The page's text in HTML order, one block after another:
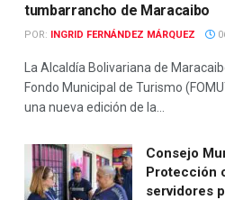
tumbarrancho de Maracaibo
POR: INGRID FERNÁNDEZ MÁRQUEZ
La Alcaldía Bolivariana de
Fondo Municipal de Turismo
una nueva edición de la...
Consejo
Protección
servidores